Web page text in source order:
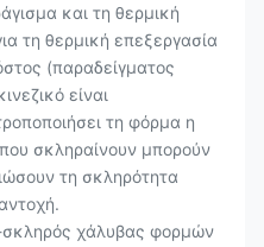
και τη θερμική
τη θερμική επεξεργασία
(παραδείγματος
είναι
τη φόρμα η
σκληραίνουν μπορούν
τη σκληρότητα
σκληρός χάλυβας φορμών